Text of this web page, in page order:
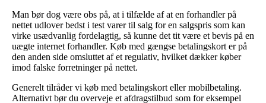
Man bør dog være obs på, at i tilfælde af at en forhandler på
nettet udlover bedst i test varer til salg for en salgspris som kan
virke usædvanlig fordelagtig, så kunne det tit være et bevis på en
uægte internet forhandler. Køb med gængse betalingskort er på
den anden side omsluttet af et regulativ, hvilket dækker køber
imod falske forretninger på nettet.
Generelt tilråder vi køb med betalingskort eller mobilbetaling.
Alternativt bør du overveje et afdragstilbud som for eksempel